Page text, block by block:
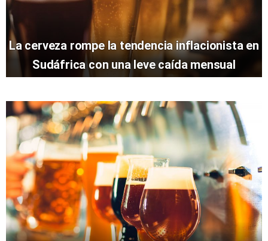
La cerveza rompe la tendencia inflacionista en
Sudáfrica con una leve caída mensual